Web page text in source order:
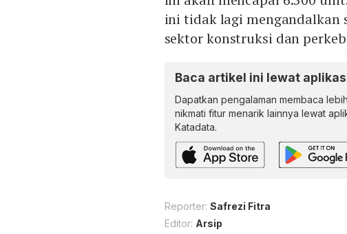
ini tidak lagi mengandalkan
sektor konstruksi dan
Baca artikel ini lewat
Dapatkan pengalaman membaca
nikmati fitur menarik lainnya lewat
Katadata.
Reporter: Safrezi Fitra
Editor: Arsip